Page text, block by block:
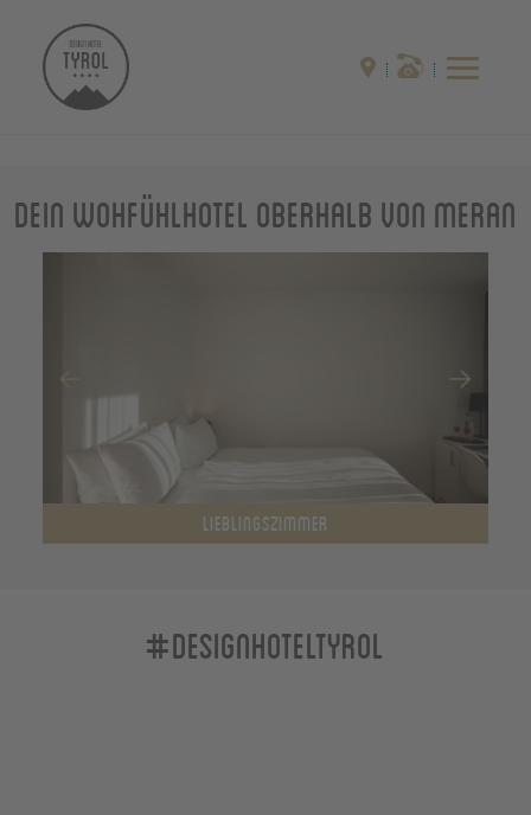
Dein Wohfühlhotel oberhalb von Meran
LIEBLINGSZIMMER
#designhoteltyrol